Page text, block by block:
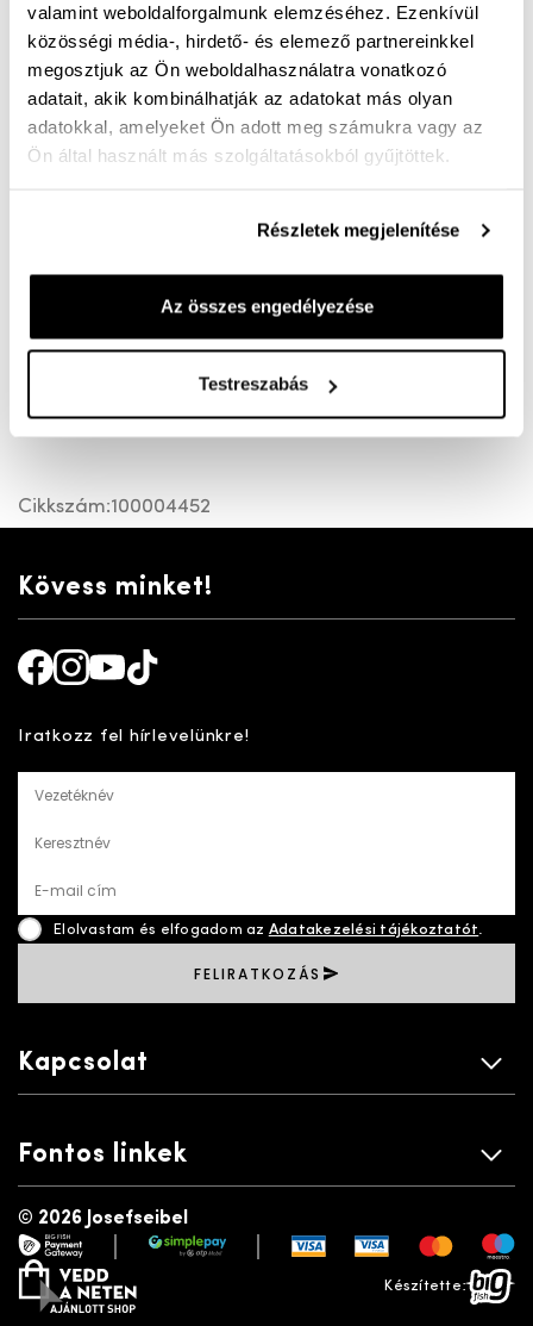
valamint weboldalforgalmunk elemzéséhez. Ezenkívül
közösségi média-, hirdető- és elemező partnereinkkel
megosztjuk az Ön weboldalhasználatra vonatkozó
adatait, akik kombinálhatják az adatokat más olyan
adatokkal, amelyeket Ön adott meg számukra vagy az
Ön által használt más szolgáltatásokból gyűjtöttek.
Részletek megjelenítése
Az összes engedélyezése
Testreszabás
KOSÁRBA
Mérettáblázat
Nincs a méretedben?
Szállítási idő: 1-3 munkanap
Egyszerű felső része és különálló sarka miatt inkább
klasszikus, elegáns öltözethez ajánljuk. A kényelmi
talpbetét kivehető.
Cikkszám:100004452
Kövess minket!
Iratkozz fel hírlevelünkre!
Vezetéknév
Keresztnév
E-mail cím
Elolvastam és elfogadom az Adatakezelési tájékoztatót.
FELIRATKOZÁS
Kapcsolat
Fontos linkek
© 2026 Josefseibel
payment gatewaysimplepay
vedd a neten
Készítette:bigfish